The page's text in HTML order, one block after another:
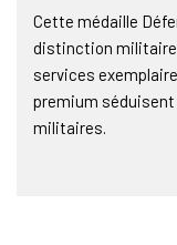
Cette médaille
distinction militaire
services
premium séduisent
militaires.